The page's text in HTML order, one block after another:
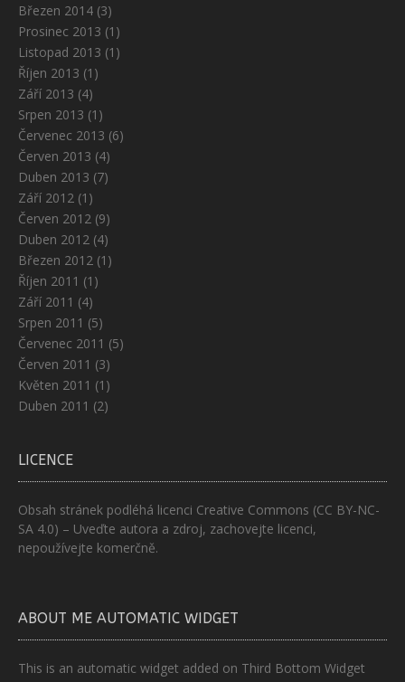
Březen 2014 (3)
Prosinec 2013 (1)
Listopad 2013 (1)
Říjen 2013 (1)
Září 2013 (4)
Srpen 2013 (1)
Červenec 2013 (6)
Červen 2013 (4)
Duben 2013 (7)
Září 2012 (1)
Červen 2012 (9)
Duben 2012 (4)
Březen 2012 (1)
Říjen 2011 (1)
Září 2011 (4)
Srpen 2011 (5)
Červenec 2011 (5)
Červen 2011 (3)
Květen 2011 (1)
Duben 2011 (2)
LICENCE
Obsah stránek podléhá licenci Creative Commons (CC BY-NC-
SA 4.0) – Uveďte autora a zdroj, zachovejte licenci,
nepoužívejte komerčně.
ABOUT ME AUTOMATIC WIDGET
This is an automatic widget added on Third Bottom Widget